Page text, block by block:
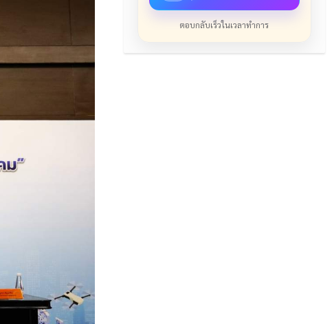
ตอบกลับเร็วในเวลาทำการ